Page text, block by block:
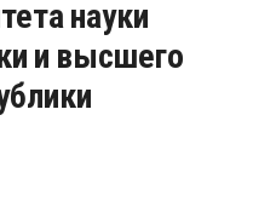
науки
и высшего